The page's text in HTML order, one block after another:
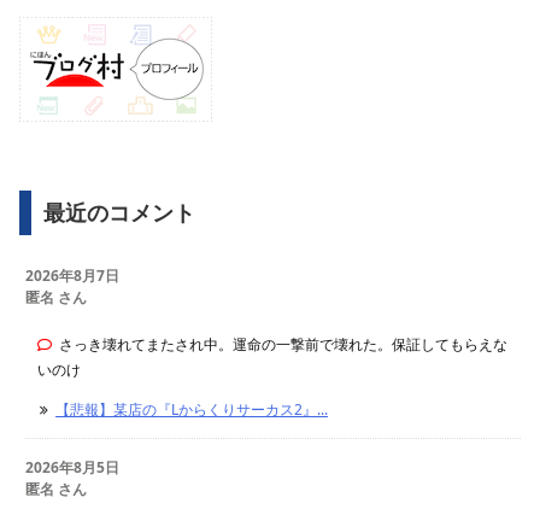
最近のコメント
2026年8月7日
匿名 さん
さっき壊れてまたされ中。運命の一撃前で壊れた。保証してもらえな
いのけ
【悲報】某店の『Lからくりサーカス2』...
2026年8月5日
匿名 さん